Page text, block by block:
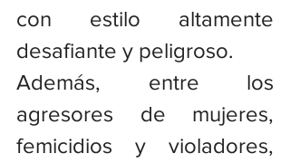
con estilo altamente
desafiante y peligroso.
Además, entre los
agresores de mujeres,
femicidios y violadores,